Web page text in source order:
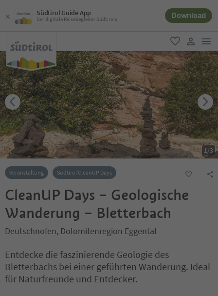
Südtirol Guide App
Der digitale Reisebegleiter Südtirols Download
favorit
user link
1/3
Veranstaltung Südtirol CleanUP Days
CleanUP Days – Geologische
Wanderung – Bletterbach
Deutschnofen, Dolomitenregion Eggental
Entdecke die faszinierende Geologie des
Bletterbachs bei einer geführten Wanderung. Ideal
für Naturfreunde und Entdecker.